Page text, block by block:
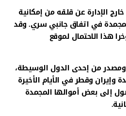
الإدارة عن قلقه من إمكانية
في اتفاق جانبي سري. وقد
هذا الاحتمال لموقع
من إحدى الدول الوسيطة،
وإيران وقطر في الأيام الأخيرة
إلى بعض أموالها المجمدة